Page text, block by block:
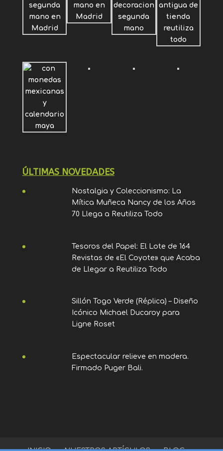
ÚLTIMAS NOVEDADES
Nostalgia y Coleccionismo: La
Mítica Muñeca Nancy de los Años
70 Llega a Reutiliza Todo
Tesoros del Papel: El Lote de 164
Revistas de «El Coyote» que Acaba
de Llegar a Reutiliza Todo
Sillón Togo Verde (Réplica) – Diseño
Icónico Michael Ducaroy para
Ligne Roset
Espectacular relieve en madera.
Firmado Puger Bali.